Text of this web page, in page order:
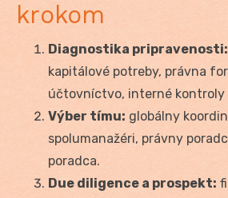
krokom
Diagnostika pripravenosti:
kapitálové potreby, právna
účtovníctvo, interné kontroly
Výber tímu: globálny
spolumanažéri, právny
poradca.
Due diligence a prospekt: